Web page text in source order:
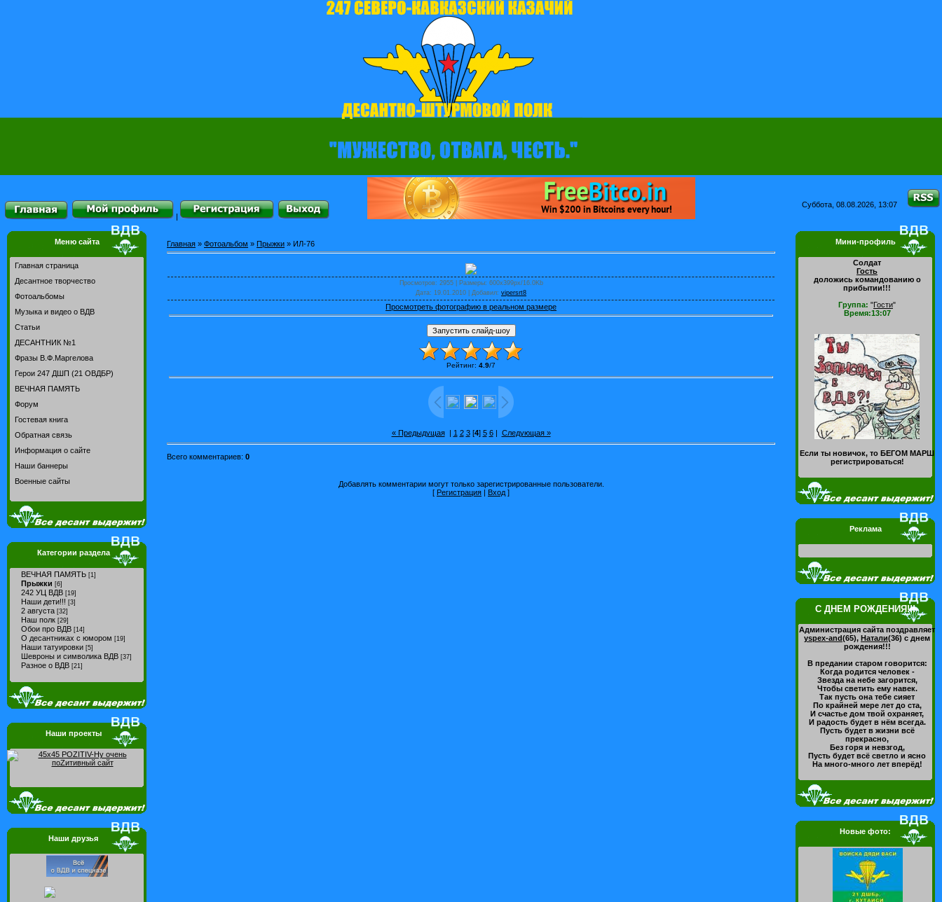
|
Суббота, 08.08.2026, 13:07
Меню сайта
Главная страница
Десантное творчество
Фотоальбомы
Музыка и видео о ВДВ
Статьи
ДЕСАНТНИК №1
Фразы В.Ф.Маргелова
Герои 247 ДШП (21 ОВДБР)
ВЕЧНАЯ ПАМЯТЬ
Форум
Гостевая книга
Обратная связь
Информация о сайте
Наши баннеры
Военные сайты
Категории раздела
ВЕЧНАЯ ПАМЯТЬ [1]
Прыжки [6]
242 УЦ ВДВ [19]
Наши дети!!! [3]
2 августа [32]
Наш полк [29]
Обои про ВДВ [14]
О десантниках с юмором [19]
Наши татуировки [5]
Шевроны и символика ВДВ [37]
Разное о ВДВ [21]
Наши проекты
Наши друзья
Главная » Фотоальбом » Прыжки » ИЛ-76
Просмотров: 2955 | Размеры: 600x399px/16.0Kb
Дата: 19.01.2010 | Добавил: vipersrt8
Просмотреть фотографию в реальном размере
Рейтинг: 4.9/7
« Предыдущая| 1 2 3[4] 5 6| Следующая »
Всего комментариев: 0
Добавлять комментарии могут только зарегистрированные пользователи.
[ Регистрация Вход ]
Мини-профиль
Солдат
Гость
доложись командованию о
прибытии!!!
Группа: "Гости"
Время:13:07
Если ты новичок, то БЕГОМ МАРШ
регистрироваться!
Реклама
С ДНЕМ РОЖДЕНИЯ!!!
Администрация сайта поздравляет
yspex-and(65), Натали(36) с днем
рождения!!!
В предании старом говорится:
Когда родится человек -
Звезда на небе загорится,
Чтобы светить ему навек.
Так пусть она тебе сияет
По крайней мере лет до ста,
И счастье дом твой охраняет,
И радость будет в нём всегда.
Пусть будет в жизни всё
прекрасно,
Без горя и невзгод,
Пусть будет всё светло и ясно
На много-много лет вперёд!
Новые фото: